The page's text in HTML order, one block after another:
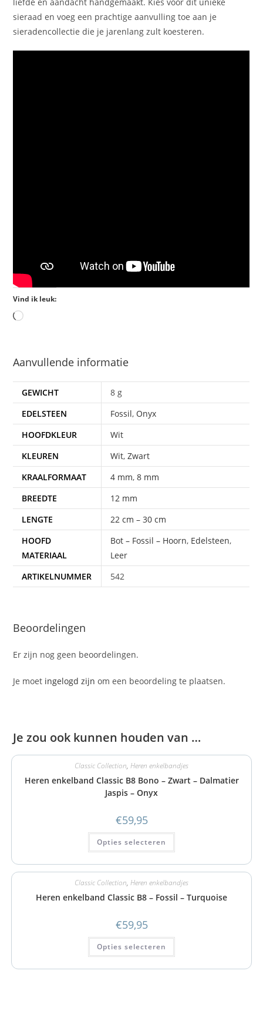
sieraad en voeg een prachtige aanvulling toe aan je
sieradencollectie die je jarenlang zult koesteren.
Vind ik leuk:
Aanvullende informatie
GEWICHT
8 g
EDELSTEEN
Fossil, Onyx
HOOFDKLEUR
Wit
KLEUREN
Wit,Zwart
KRAALFORMAAT
4 mm,8 mm
BREEDTE
12 mm
LENGTE
22 cm – 30 cm
HOOFD
MATERIAAL
Bot – Fossil – Hoorn, Edelsteen,
Leer
ARTIKELNUMMER
542
Beoordelingen
Er zijn nog geen beoordelingen.
Je moet ingelogd zijn om een beoordeling te plaatsen.
Je zou ook kunnen houden van …
Classic Collection, Heren enkelbandjes
Heren enkelband Classic B8 Bono – Zwart – Dalmatier
Jaspis – Onyx
€59,95
Opties selecteren
Classic Collection, Heren enkelbandjes
Heren enkelband Classic B8 – Fossil – Turquoise
€59,95
Opties selecteren